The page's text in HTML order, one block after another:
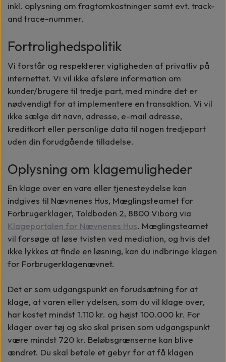
inkl. oplysning om fragtomkostninger samt evt. track-
and trace-nummer.
Fortrolighedspolitik
Vi forstår og respekterer vigtigheden af privatliv på
internettet. Vi vil ikke afsløre information om
kunder/brugere til tredje part, med mindre det er
nødvendigt for at implementere en transaktion. Vi vil
ikke sælge dit navn, adresse, e-mail adresse,
kreditkort eller personlige data til nogen tredjepart
uden din forudgående tilladelse.
Oplysning om klagemuligheder
En klage over en vare eller tjenesteydelse kan
indgives til Nævnenes Hus, Mæglingsteamet for
Forbrugerklager, Toldboden 2, 8800 Viborg via
Klageportalen for Nævnenes Hus. Mæglingsteamet
vil forsøge at løse tvisten ved mediation, og hvis det
ikke lykkes at finde en løsning, kan du indbringe klagen
for Forbrugerklagenævnet.
Det er som udgangspunkt en forudsætning for at
klage, at varen eller ydelsen, som du vil klage over,
har kostet mindst 1.110 kr. og højst 100.000 kr. For
klager over tøj og sko skal prisen som udgangspunkt
være mindst 720 kr. Beløbsgrænserne kan blive
ændret. Du skal betale et gebyr for at få klagen